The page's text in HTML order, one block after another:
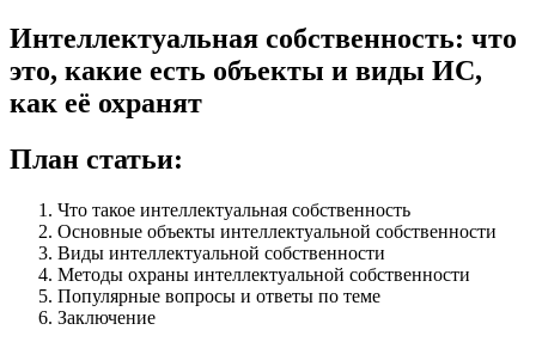
Интеллектуальная собственность: что
это, какие есть объекты и виды ИС,
как её охранят
План статьи:
Что такое интеллектуальная собственность
Основные объекты интеллектуальной собственности
Виды интеллектуальной собственности
Методы охраны интеллектуальной собственности
Популярные вопросы и ответы по теме
Заключение